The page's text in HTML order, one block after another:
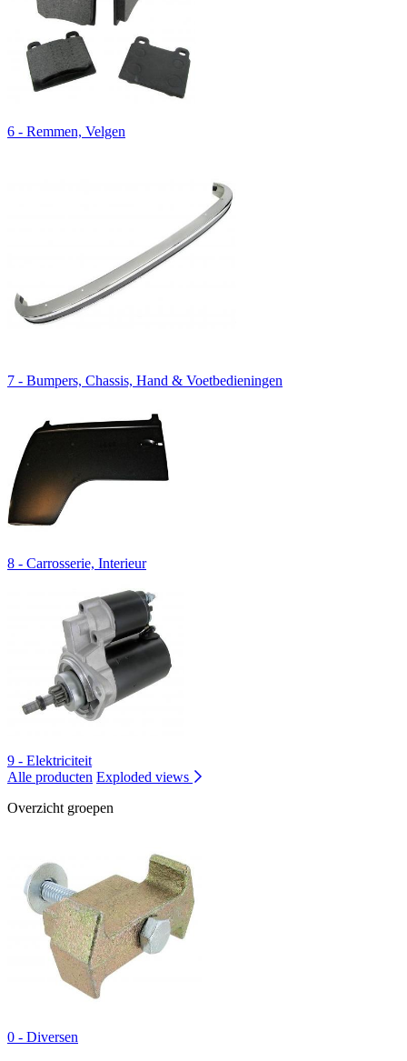
6 - Remmen, Velgen
7 - Bumpers, Chassis, Hand & Voetbedieningen
8 - Carrosserie, Interieur
9 - Elektriciteit
Alle producten Exploded views
Overzicht groepen
0 - Diversen